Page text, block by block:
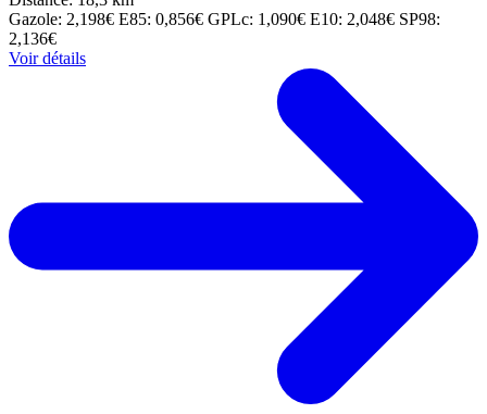
Gazole: 2,198€ E85: 0,856€ GPLc: 1,090€ E10: 2,048€ SP98:
2,136€
Voir détails